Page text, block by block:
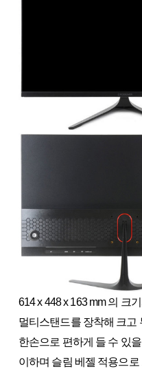
614 x 448 x 163 mm 의 크
멀티스탠드를 장착해 크고
한손으로 편하게 들 수 있
이하며 슬림 베젤 적용으